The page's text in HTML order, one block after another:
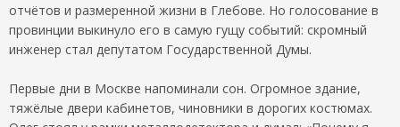
отчётов и размеренной жизни в Глебове. Но голосование в
провинции выкинуло его в самую гущу событий: скромный
инженер стал депутатом Государственной Думы.
Первые дни в Москве напоминали сон. Огромное здание,
тяжёлые двери кабинетов, чиновники в дорогих костюмах.